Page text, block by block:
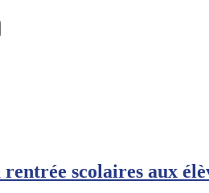
scolaires aux